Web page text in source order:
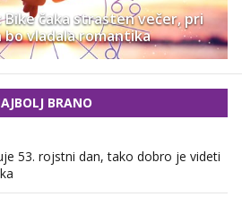
čaka strasten večer, pri
vladala romantika
BRANO
53. rojstni dan, tako dobro je videti